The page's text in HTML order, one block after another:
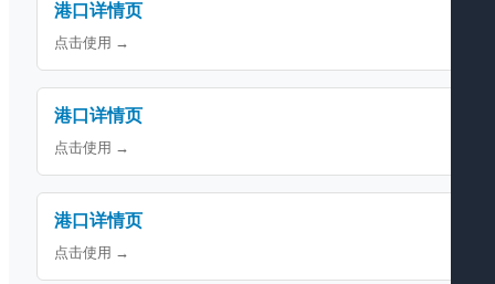
港口详情页
点击使用 →
港口详情页
点击使用 →
港口详情页
点击使用 →